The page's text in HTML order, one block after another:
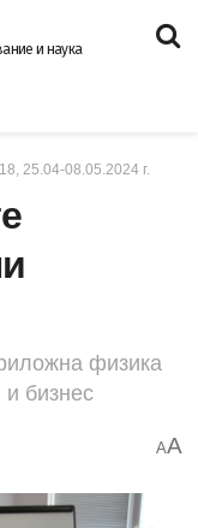
и наука
25.04-08.05.2024 г.
физика
и бизнес
AA